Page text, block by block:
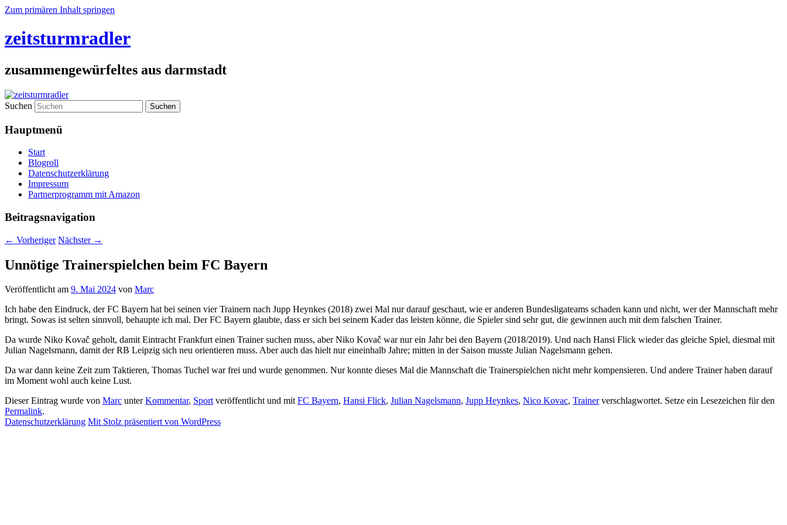
Zum primären Inhalt springen
zeitsturmradler
zusammengewürfeltes aus darmstadt
Suchen
Hauptmenü
Start
Blogroll
Datenschutzerklärung
Impressum
Partnerprogramm mit Amazon
Beitragsnavigation
← Vorheriger Nächster →
Unnötige Trainerspielchen beim FC Bayern
Veröffentlicht am 9. Mai 2024 von Marc
Ich habe den Eindruck, der FC Bayern hat bei seinen vier Trainern nach Jupp Heynkes (2018) zwei Mal nur darauf geschaut, wie er anderen Bundesligateams schaden kann und nicht, wer der Mannschaft mehr
bringt. Sowas ist selten sinnvoll, behaupte ich mal. Der FC Bayern glaubte, dass er sich bei seinem Kader das leisten könne, die Spieler sind sehr gut, die gewinnen auch mit dem falschen Trainer.
Da wurde Niko Kovač geholt, damit Eintracht Frankfurt einen Trainer suchen muss, aber Niko Kovač war nur ein Jahr bei den Bayern (2018/2019). Und nach Hansi Flick wieder das gleiche Spiel, diesmal mit
Julian Nagelsmann, damit der RB Leipzig sich neu orientieren muss. Aber auch das hielt nur eineinhalb Jahre; mitten in der Saison musste Julian Nagelsmann gehen.
Da war dann keine Zeit zum Taktieren, Thomas Tuchel war frei und wurde genommen. Nur konnte dieses Mal die Mannschaft die Trainerspielchen nicht mehr kompensieren. Und andere Trainer haben darauf
im Moment wohl auch keine Lust.
Dieser Eintrag wurde von Marc unterKommentar, Sportveröffentlicht und mitFC Bayern, Hansi Flick, Julian Nagelsmann, Jupp Heynkes, Nico Kovac, Trainerverschlagwortet. Setze ein Lesezeichen für den
Permalink.
Datenschutzerklärung Mit Stolz präsentiert von WordPress